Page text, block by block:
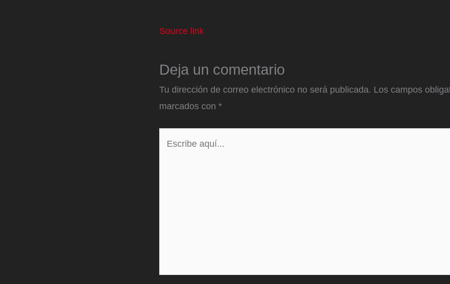
Source link
Deja un comentario
Tu dirección de correo electrónico no será publicada. Los campos
marcados con *